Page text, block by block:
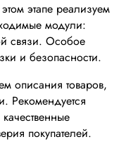
этапе реализуем
модули:
связи. Особое
и безопасности.
описания товаров,
Рекомендуется
покупателей.